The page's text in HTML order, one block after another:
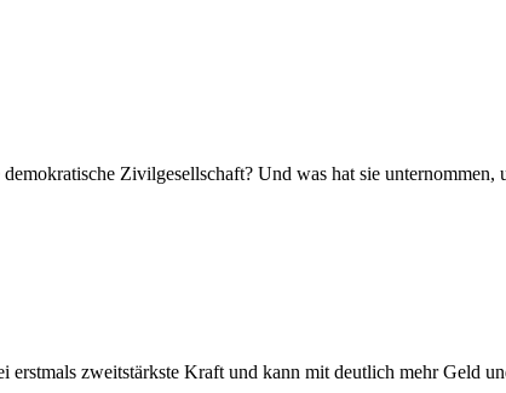
Zivilgesellschaft? Und was hat sie unternommen,
zweitstärkste Kraft und kann mit deutlich mehr Geld